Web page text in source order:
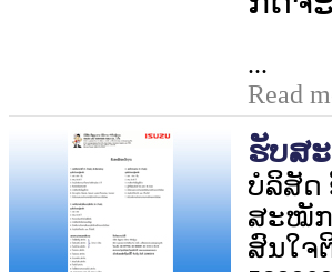
...
Read
ຮັບສ
ບໍລິສັດ
ສະໝັກ
ສົນໃຈຕິ